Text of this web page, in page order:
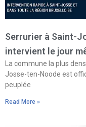
Serrurier à Saint-
intervient le jour
La commune la plus
Josse-ten-Noode est
peuplée
Read More »